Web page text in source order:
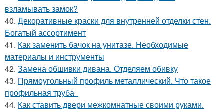
взламывать замок?
40. Декоративные краски для внутренней отделки стен.
Богатый ассортимент
41. Как заменить бачок на унитазе. Необходимые
материалы и инструменты
42. Замена обшивки дивана. Отделяем обивку
43. Прямоугольный профиль металлический. Что такое
профильная труба
44. Как ставить двери межкомнатные своими руками.